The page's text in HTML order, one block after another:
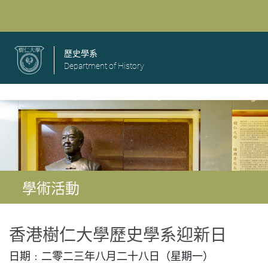
歷史學系
Department of History
學術活動
香港樹仁大學歷史學系迎新日
日期﹕二零二三年八月二十八日（星期一）